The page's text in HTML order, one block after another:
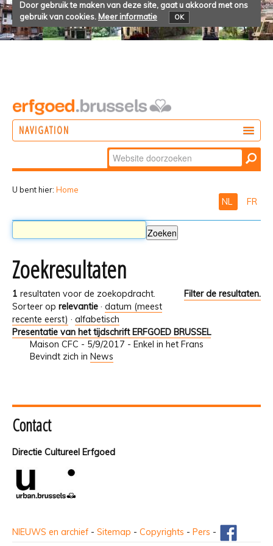
Door gebruik te maken van deze site, gaat u akkoord met ons
gebruik van cookies. Meer informatie OK
NAVIGATION
Zoek
Geavanceerd
U bent hier: Home
NL FR
Zoekresultaten
1 resultaten voor de zoekopdracht.
Filter de resultaten.
Sorteer op relevantie · datum (meest
recente eerst) · alfabetisch
Presentatie van het tijdschrift ERFGOED BRUSSEL
Maison CFC - 5/9/2017 - Enkel in het Frans
Bevindt zich in News
Contact
Directie Cultureel Erfgoed
NIEUWS en archief - Sitemap - Copyrights - Pers -